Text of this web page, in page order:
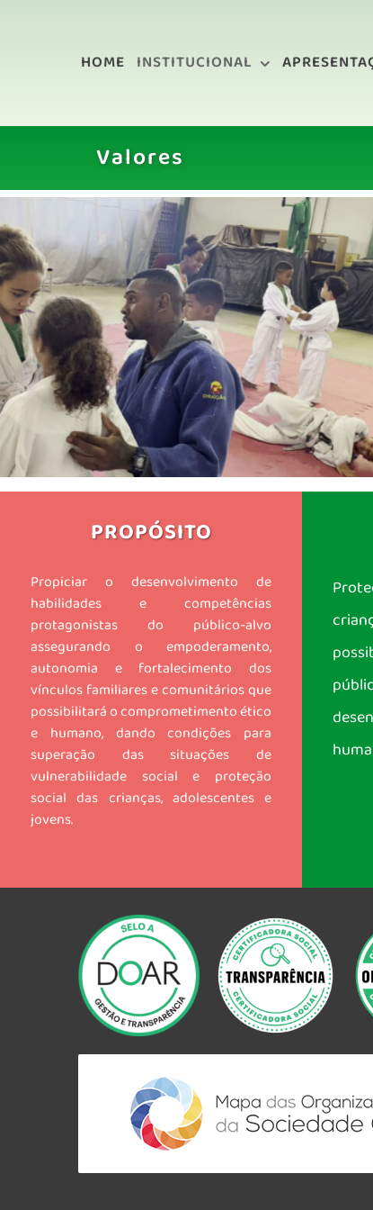
HOME INSTITUCIONAL
Valores
PROPÓSITO
Propiciar o desenvolvimento de
habilidades e competências
protagonistas do público-alvo
assegurando o empoderamento,
autonomia e fortalecimento dos
vínculos familiares e comunitários que
possibilitará o comprometimento ético
e humano, dando condições para
superação das situações de
vulnerabilidade social e proteção
social das crianças, adolescentes e
jovens.